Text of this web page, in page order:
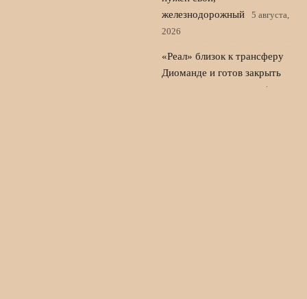
железнодорожный
5 августа,
2026
«Реал» близок к трансферу
Диоманде и готов закрыть
4